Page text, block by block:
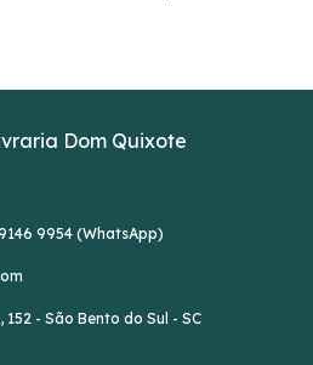
Dom Quixote
9954 (WhatsApp)
- São Bento do Sul - SC